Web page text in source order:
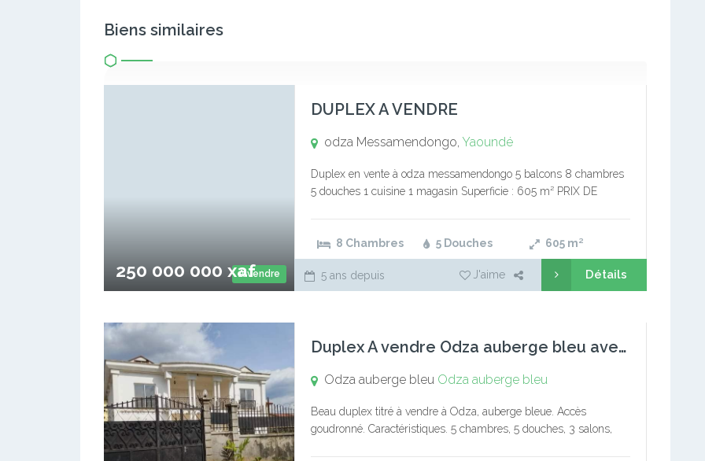
Biens similaires
A vendre
250 000 000 xaf
DUPLEX A VENDRE
odza Messamendongo, Yaoundé
Duplex en vente à odza messamendongo 5 balcons 8 chambres
5 douches 1 cuisine 1 magasin Superficie : 605 m² PRIX DE
8 Chambres 5 Douches 605 m²
5 ans depuis J'aime Détails
Duplex A vendre Odza auberge bleu avec parking forage
Odza auberge bleu Odza auberge bleu
Beau duplex titré à vendre à Odza, auberge bleue. Accès
goudronné. Caractéristiques. 5 chambres, 5 douches, 3 salons,